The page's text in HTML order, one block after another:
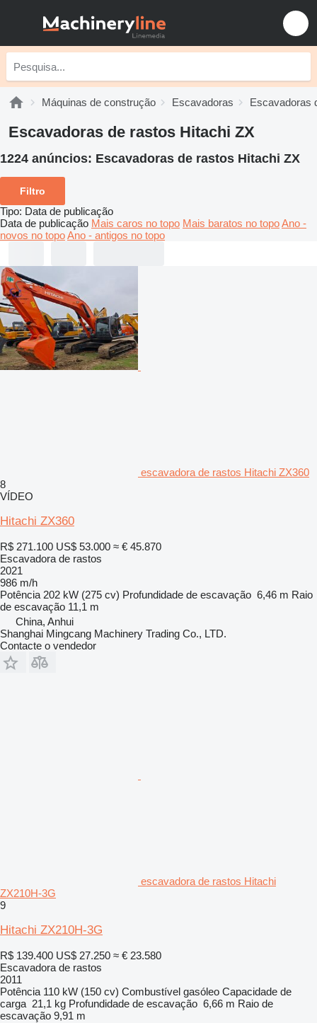
Máquinas de construção Escavadoras Escavadoras
Escavadoras de rastos Hitachi ZX
1224 anúncios: Escavadoras de rastos Hitachi ZX
Filtro
Tipo: Data de publicação
Data de publicação Mais caros no topo Mais baratos no topoAno -
novos no topoAno - antigos no topo
escavadora de rastos Hitachi ZX360
8
VÍDEO
Hitachi ZX360
R$ 271.100 US$ 53.000 ≈ € 45.870
Escavadora de rastos
2021
986 m/h
Potência 202 kW (275 cv) Profundidade de escavação 6,46 m Raio
de escavação 11,1 m
China, Anhui
Shanghai Mingcang Machinery Trading Co., LTD.
Contacte o vendedor
escavadora de rastos Hitachi
ZX210H-3G
9
Hitachi ZX210H-3G
R$ 139.400 US$ 27.250 ≈ € 23.580
Escavadora de rastos
2011
Potência 110 kW (150 cv) Combustível gasóleo Capacidade de
carga 21,1 kg Profundidade de escavação 6,66 m Raio de
escavação 9,91 m